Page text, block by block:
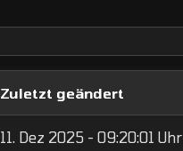
Zuletzt geändert
11. Dez 2025 - 09:20:01 Uhr